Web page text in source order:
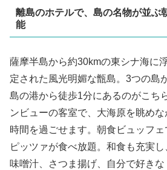
離島のホテルで、島の名物が並ぶ
能
薩摩半島から約30kmの東シナ海に
定された風光明媚な甑島。3つの島
島の港から徒歩1分にあるのがこち
ンビューの客室で、大海原を眺め
時間を過ごせます。朝食ビュッフ
ピッツァが食べ放題。和食も充実
味噌汁、さつま揚げ、自分で好き